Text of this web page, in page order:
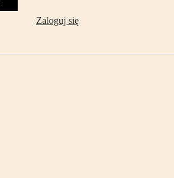
Zaloguj się